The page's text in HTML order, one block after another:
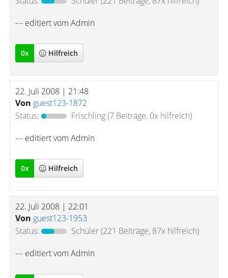
--- editiert vom Admin
0x Hilfreich
22. Juli 2008 | 21:48
Von guest123-1872
Status:
Frischling(7 Beiträge, 0x hilfreich)
--- editiert vom Admin
0x Hilfreich
22. Juli 2008 | 22:01
Von guest123-1953
Status:
Schüler(221 Beiträge, 87x hilfreich)
--- editiert vom Admin